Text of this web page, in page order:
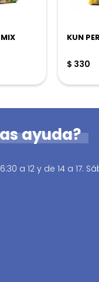
KUN
$ 330
ayuda?
a 12 y de 14 a 17.